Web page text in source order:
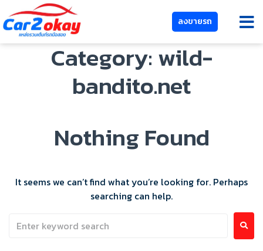
ลงขายรถ
Category: wild-
bandito.net
Nothing Found
It seems we can’t find what you’re looking for. Perhaps
searching can help.